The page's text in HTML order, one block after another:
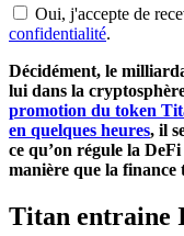
Oui, j'accepte de
confidentialité.
Décidément, le
lui dans la
promotion du token
en quelques heures, il
ce qu’on régule la
manière que la
Titan entraine